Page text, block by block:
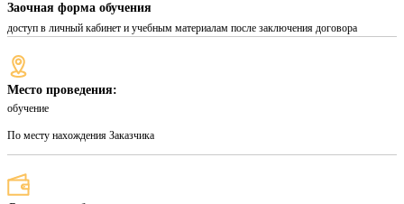
Заочная форма обучения
доступ в личный кабинет и учебным материалам после заключения договора
Место проведения:
обучение
По месту нахождения Заказчика